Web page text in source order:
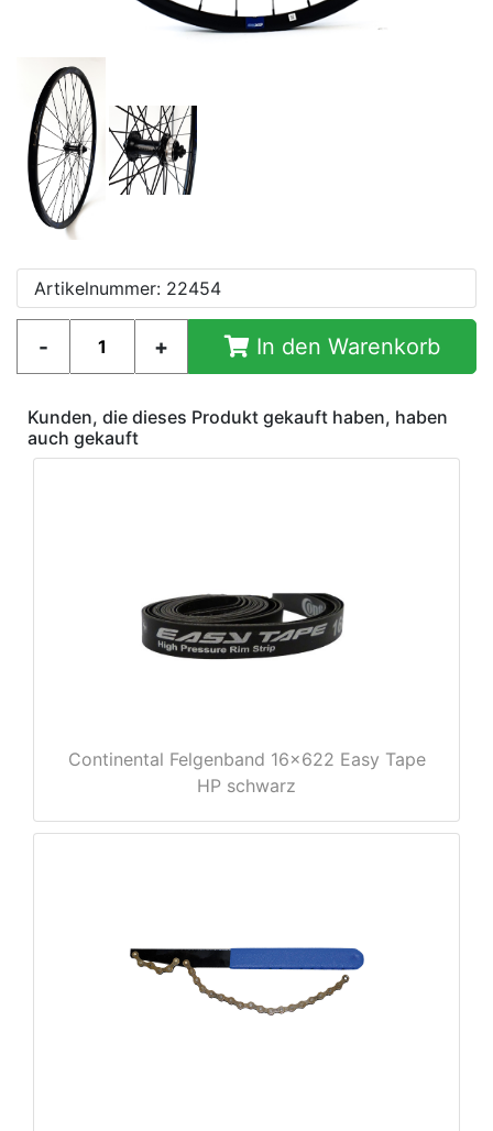
Artikelnummer: 22454
In den Warenkorb
Kunden, die dieses Produkt gekauft haben, haben
auch gekauft
Continental Felgenband 16x622 Easy Tape
HP schwarz